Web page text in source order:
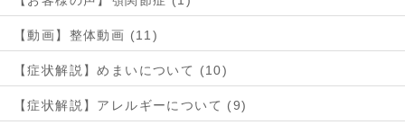
【動画】整体動画 (11)
【症状解説】めまいについて (10)
【症状解説】アレルギーについて (9)